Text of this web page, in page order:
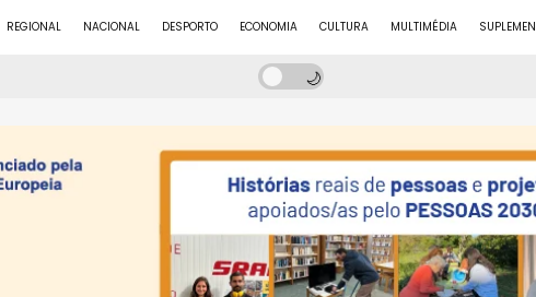
REGIONAL NACIONAL DESPORTO ECONOMIA CULTURA MULTIMÉDIA